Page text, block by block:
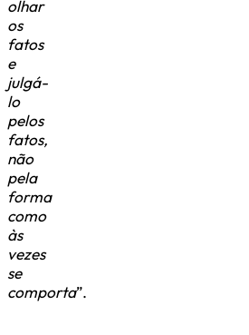
olhar
os
fatos
e
julgá-
lo
pelos
fatos,
não
pela
forma
como
às
vezes
se
comporta”.